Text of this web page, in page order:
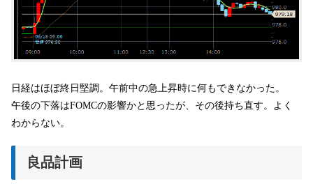
日経はほぼ終日堅調。午前中の急上昇時に何もできなかった。
午後の下落はFOMCの影響かと思ったが、その後持ち直す。よく
わからない。
良品計画